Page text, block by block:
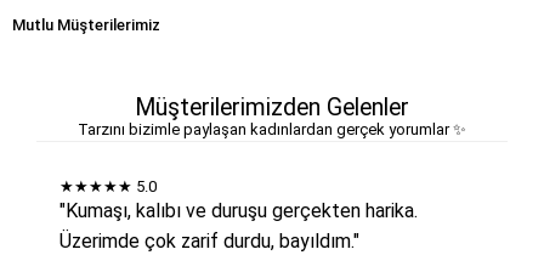
Mutlu Müşterilerimiz
Müşterilerimizden Gelenler
Tarzını bizimle paylaşan kadınlardan gerçek yorumlar ✨
★★★★★ 5.0
"Kumaşı, kalıbı ve duruşu gerçekten harika.
Üzerimde çok zarif durdu, bayıldım."